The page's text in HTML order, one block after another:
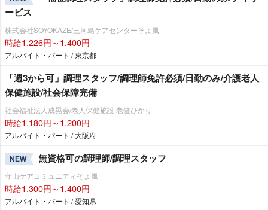
ービス
株式会社SOYOKAZE/三河島ケアセンターそよ風
時給1,226円～1,400円
アルバイト・パート / 東京都
「週3から可」調理スタッフ/調理師免許必須/日勤のみ/介護老人
保健施設/社会保障完備
社会福祉法人成晃会/老人保健施設 老健ひかり
時給1,180円～1,200円
アルバイト・パート / 大阪府
NEW 無資格可の調理師/調理スタッフ
守山ケアコミュニティそよ風
時給1,300円～1,400円
アルバイト・パート / 愛知県